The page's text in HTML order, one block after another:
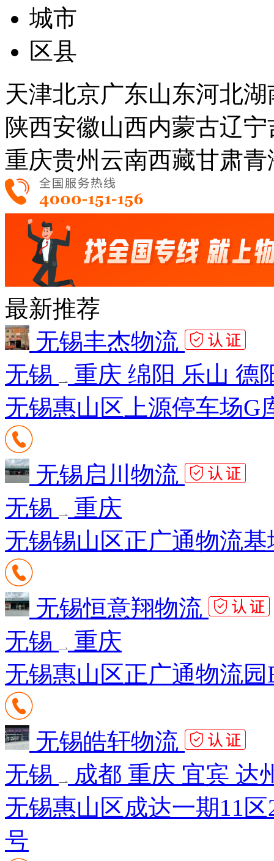
城市
区县
天津北京广东山东河北湖
陕西安徽山西内蒙古辽宁
重庆贵州 云南西藏甘肃青
最新推荐
无锡丰杰物流
无锡
重庆 绵阳 乐山 德
无锡惠山区上源停车场G
无锡启川物流
无锡
重庆
无锡锡山区正广通物流基
无锡恒意翔物流
无锡
重庆
无锡惠山区正广通物流园
无锡皓轩物流
无锡
成都 重庆 宜宾 达
无锡惠山区成达一期11
号